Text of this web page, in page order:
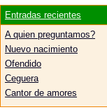
Entradas recientes
A quien preguntamos?
Nuevo nacimiento
Ofendido
Ceguera
Cantor de amores